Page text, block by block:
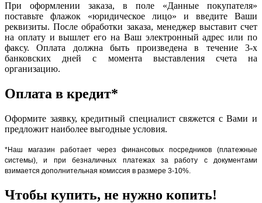
При оформлении заказа, в поле «Данные покупателя»
поставьте флажок «юридическое лицо» и введите Ваши
реквизиты. После обработки заказа, менеджер выставит счет
на оплату и вышлет его на Ваш электронный адрес или по
факсу. Оплата должна быть произведена в течение 3-х
банковских дней с момента выставления счета на
организацию.
Оплата в кредит*
Оформите заявку, кредитный специалист свяжется с Вами и
предложит наиболее выгодные условия.
*Наш магазин работает через финансовых посредников (платежные
системы), и при безналичных платежах за работу с документами
взимается дополнительная комиссия в размере 3-10%.
Чтобы купить, не нужно копить!